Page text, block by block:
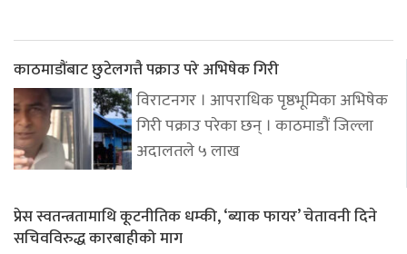
काठमाडौंबाट छुटेलगत्तै पक्राउ परे अभिषेक गिरी
विराटनगर । आपराधिक पृष्ठभूमिका अभिषेक
गिरी पक्राउ परेका छन् । काठमाडौं जिल्ला
अदालतले ५ लाख
प्रेस स्वतन्त्रतामाथि कूटनीतिक धम्की, ‘ब्याक फायर’ चेतावनी दिने
सचिवविरुद्ध कारबाहीको माग